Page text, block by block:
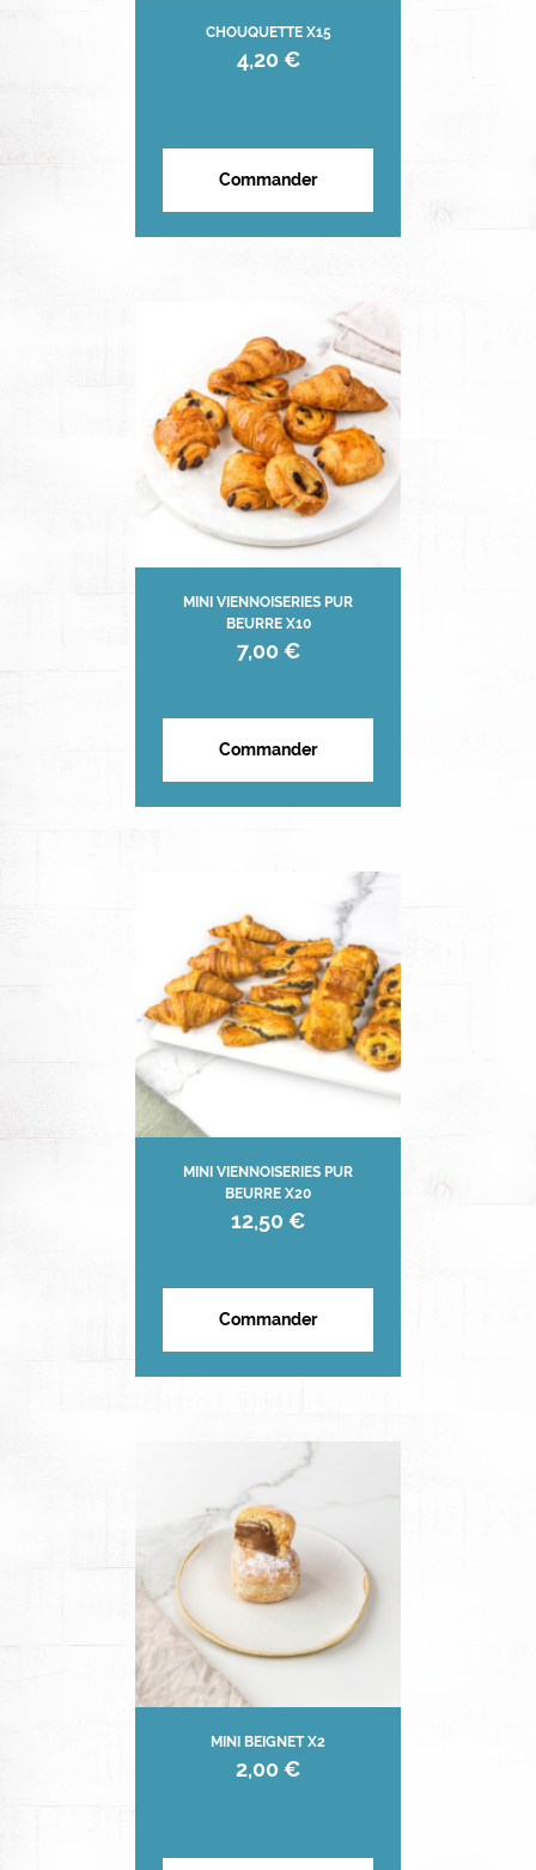
CHOUQUETTE X15
4,20 €
Commander
MINI VIENNOISERIES PUR
BEURRE X10
7,00 €
Commander
MINI VIENNOISERIES PUR
BEURRE X20
12,50 €
Commander
MINI BEIGNET X2
2,00 €